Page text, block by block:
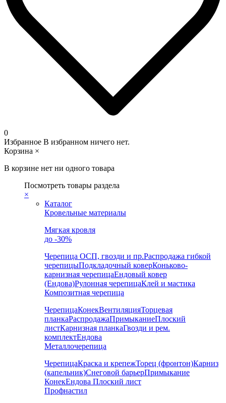
0
Избранное В избранном ничего нет.
Корзина ×
В корзине нет ни одного товара
Посмотреть товары раздела
×
Каталог
Кровельные материалы
Мягкая кровля
до -30%
Черепица ОСП, гвозди и пр.Распродажа гибкой
черепицыПодкладочный коверКоньково-
карнизная черепицаЕндовый ковер
(Ендова)Рулонная черепицаКлей и мастика
Композитная черепица
ЧерепицаКонекВентиляцияТорцевая
планкаРаспродажаПримыканиеПлоский
листКарнизная планкаГвозди и рем.
комплектЕндова
Металлочерепица
ЧерепицаКраска и крепежТорец (фронтон)Карниз
(капельник)Снеговой барьерПримыкание
КонекЕндова Плоский лист
Профнастил